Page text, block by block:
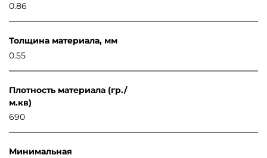
0.86
Толщина материала, мм
0.55
Плотность материала (гр./
м.кв)
690
Минимальная